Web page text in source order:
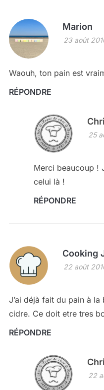
Marion
23 août
Waouh, ton pain est
RÉPONDRE
25
Merci beaucoup !
celui là !
RÉPONDRE
Cooking
22 août
J’ai déjà fait du pain à
cidre. Ce doit etre tres
RÉPONDRE
22